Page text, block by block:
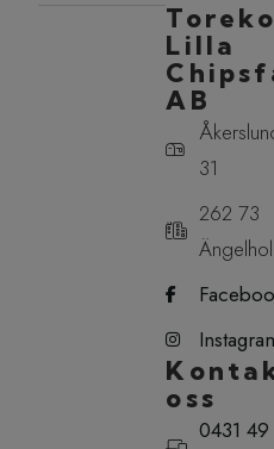
Lilla
AB
31
262 73
oss
0431 49